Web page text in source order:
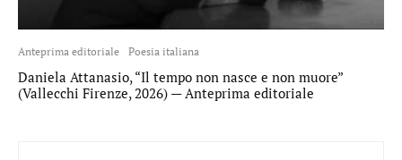
Anteprima editoriale Poesia italiana
Daniela Attanasio, “Il tempo non nasce e non muore”
(Vallecchi Firenze, 2026) — Anteprima editoriale